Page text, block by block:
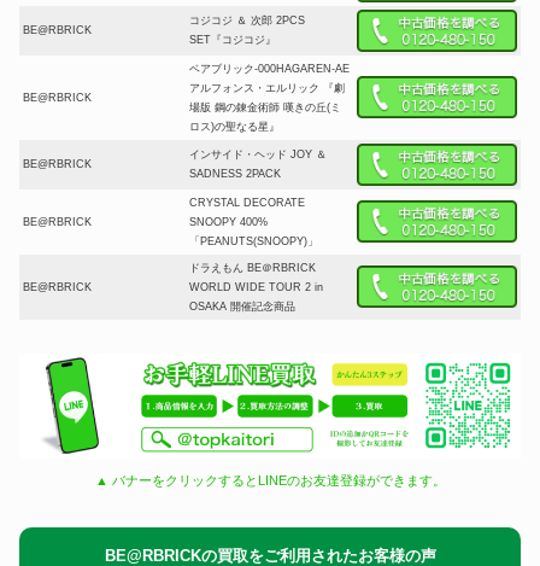
BE@RBRICK
コジコジ ＆ 次郎 2PCS
SET『コジコジ』
BE@RBRICK
ベアブリック-000HAGAREN-AE
アルフォンス・エルリック 『劇
場版 鋼の錬金術師 嘆きの丘(ミ
ロス)の聖なる星』
BE@RBRICK
インサイド・ヘッド JOY ＆
SADNESS 2PACK
BE@RBRICK
CRYSTAL DECORATE
SNOOPY 400%
「PEANUTS(SNOOPY)」
BE@RBRICK
ドラえもん BE＠RBRICK
WORLD WIDE TOUR 2 in
OSAKA 開催記念商品
▲ バナーをクリックするとLINEのお友達登録ができます。
BE@RBRICKの買取をご利用されたお客様の声